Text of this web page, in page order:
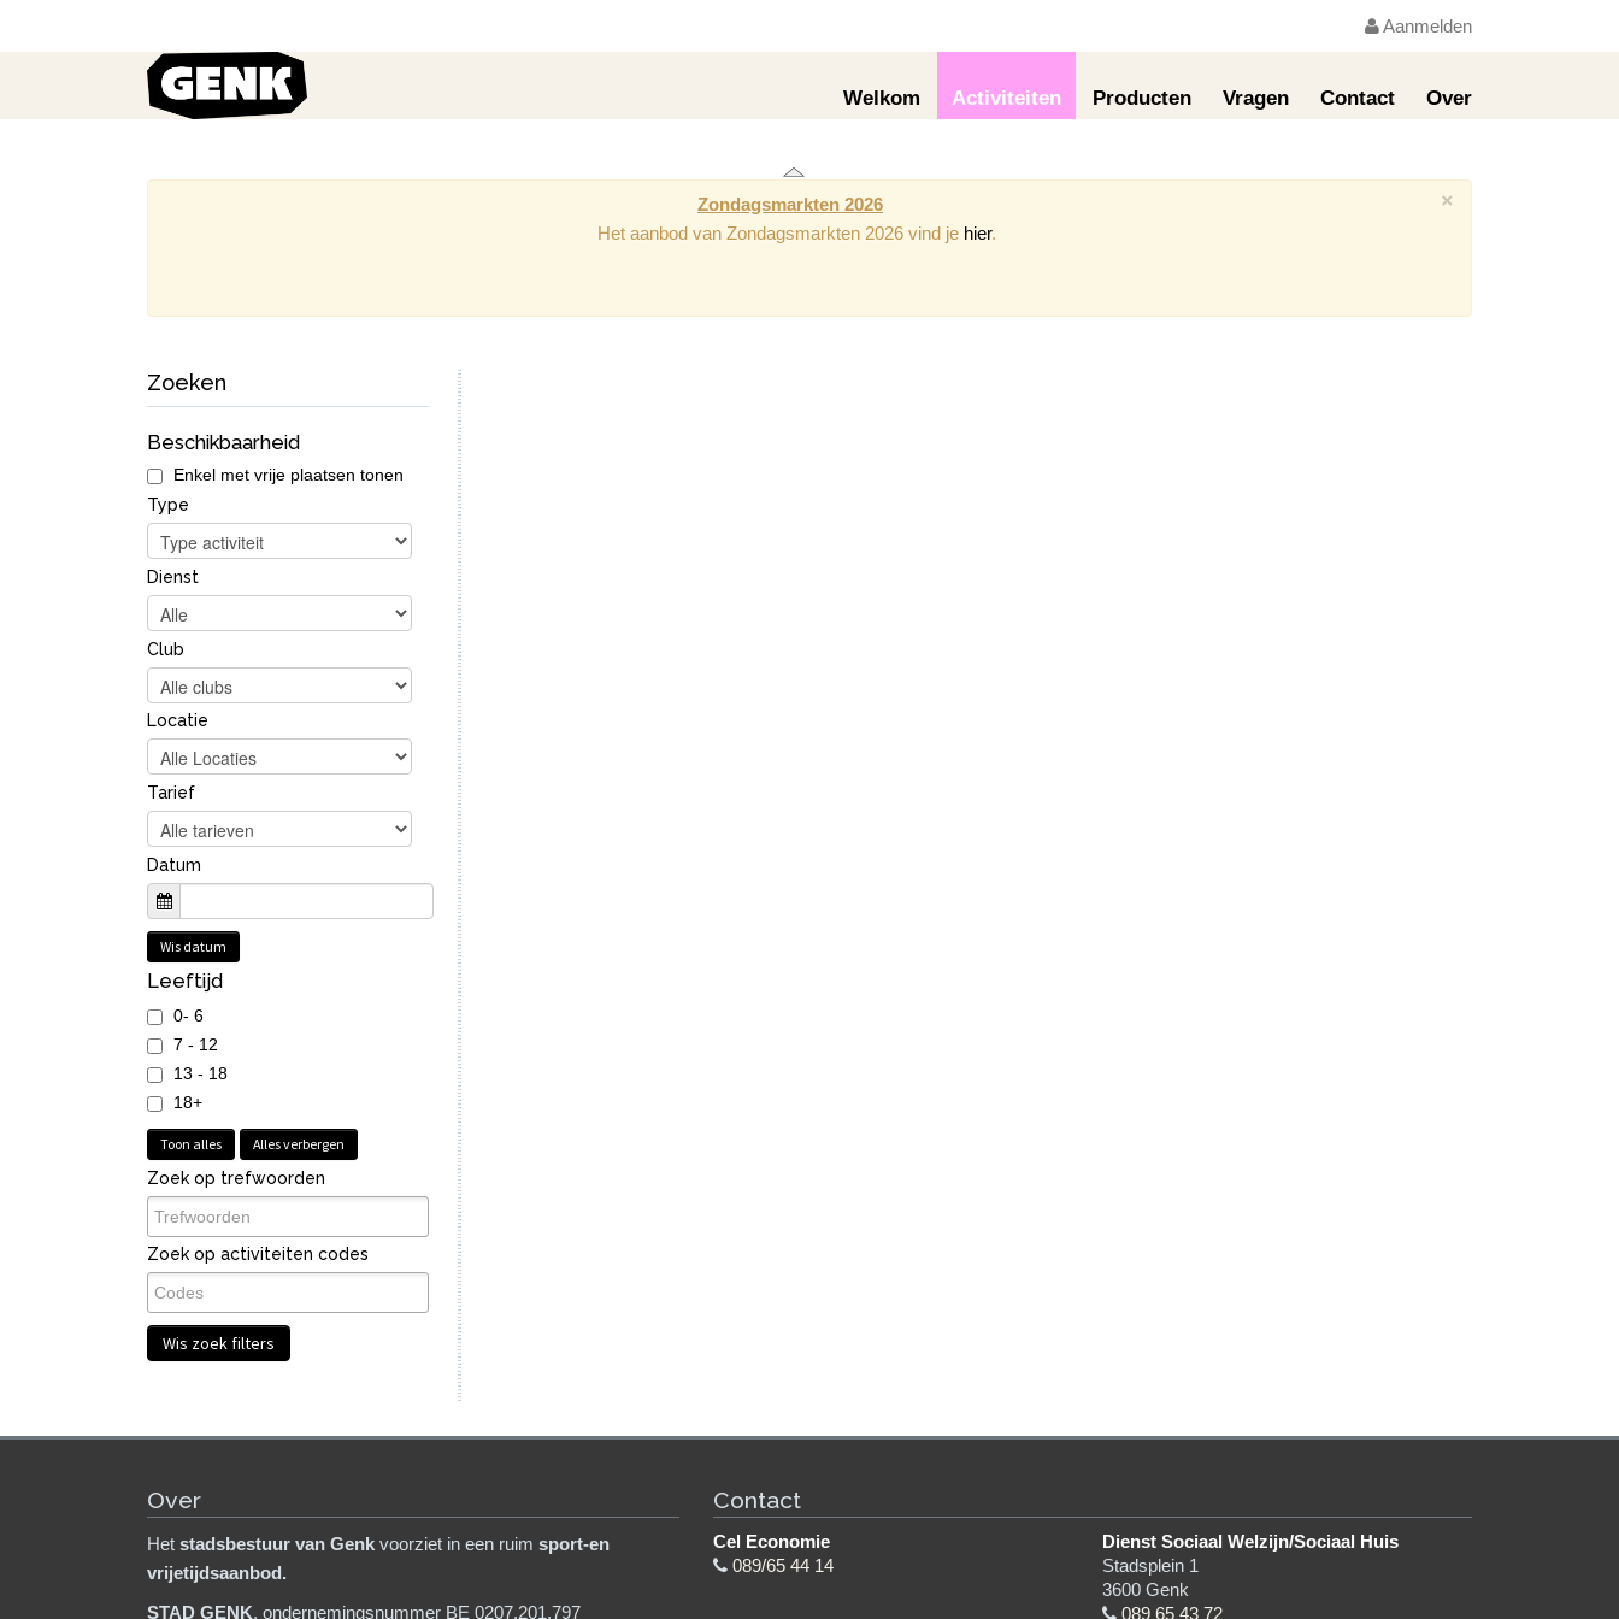
Aanmelden
Welkom Activiteiten Producten Vragen Contact Over
×
Zondagsmarkten 2026
Het aanbod van Zondagsmarkten 2026 vind je hier.
Zoeken
Beschikbaarheid
Enkel met vrije plaatsen tonen
Type
Dienst
Club
Locatie
Tarief
Datum
Wis datum
Leeftijd
0- 6
7 - 12
13 - 18
18+
Toon alles Alles verbergen
Zoek op trefwoorden
Zoek op activiteiten codes
Wis zoek filters
Over
Het stadsbestuur van Genk voorziet in een ruim sport-en
vrijetijdsaanbod.
STAD GENK, ondernemingsnummer BE 0207.201.797
Contact
Cel Economie
089/65 44 14
Dienst Sociaal Welzijn/Sociaal Huis
Stadsplein 1
3600Genk
089 65 43 72